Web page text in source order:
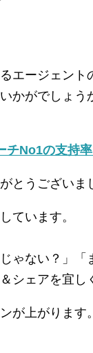
エージェン
かがでしょ
チNo1の支持
とうございま
ています。
ゃない？」
シェアを宜し
が上がります。